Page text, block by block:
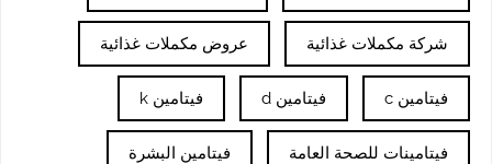
شركة مكملات غذائية عروض مكملات غذائية
فيتامين c فيتامين d فيتامين k
فيتامينات للصحة العامة فيتامين البشرة